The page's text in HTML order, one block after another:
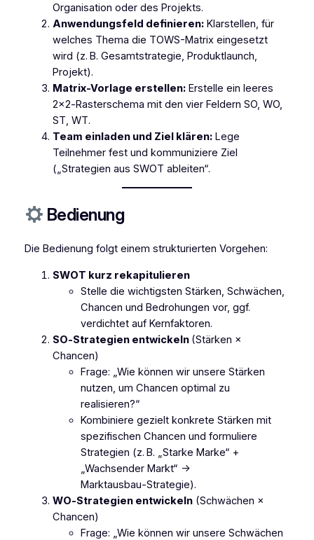
Organisation oder des Projekts.
Anwendungsfeld definieren:Klarstellen, für
welches Thema die TOWS-Matrix eingesetzt
wird (z. B. Gesamtstrategie, Produktlaunch,
Projekt).
Matrix-Vorlage erstellen:Erstelle ein leeres
2×2‑Rasterschema mit den vier Feldern SO, WO,
ST, WT.
Team einladen und Ziel klären:Lege
Teilnehmer fest und kommuniziere Ziel
(„Strategien aus SWOT ableiten“.
Bedienung
Die Bedienung folgt einem strukturierten Vorgehen:
SWOT kurz rekapitulieren
Stelle die wichtigsten Stärken, Schwächen,
Chancen und Bedrohungen vor, ggf.
verdichtet auf Kernfaktoren.
SO‑Strategien entwickeln (Stärken ×
Chancen)
Frage: „Wie können wir unsere Stärken
nutzen, um Chancen optimal zu
realisieren?“
Kombiniere gezielt konkrete Stärken mit
spezifischen Chancen und formuliere
Strategien (z. B. „Starke Marke“ +
„Wachsender Markt“ →
Marktausbau‑Strategie).
WO‑Strategien entwickeln(Schwächen ×
Chancen)
Frage: „Wie können wir unsere Schwächen